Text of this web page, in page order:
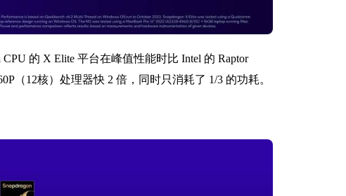
的 X Elite 平台在峰值性能时比 Intel 的 Raptor
（12核）处理器快 2 倍，同时只消耗了 1/3 的功耗。